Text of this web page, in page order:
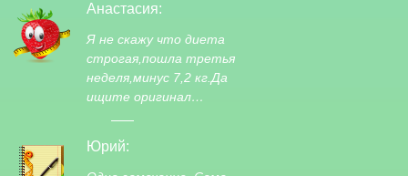
Анастасия:
Я не скажу что диета
строгая,пошла третья
неделя,минус 7,2 кг.Да
ищите оригинал…
Юрий: